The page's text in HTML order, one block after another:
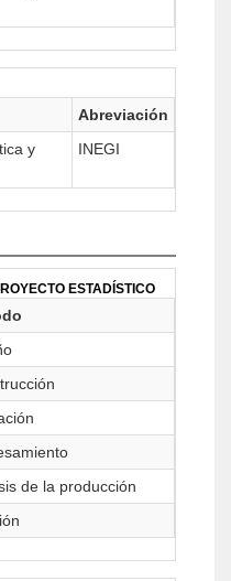
Abreviación
y
INEGI
ESTADÍSTICO
de la producción